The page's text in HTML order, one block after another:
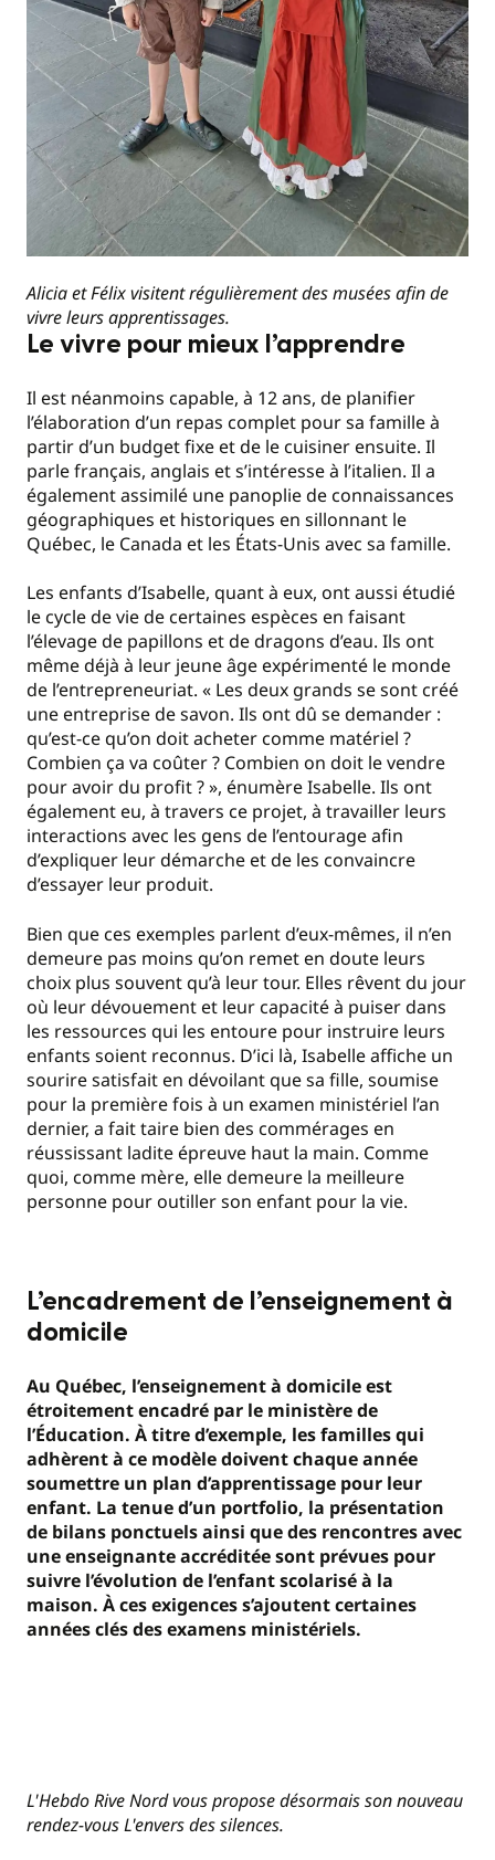
Alicia et Félix visitent régulièrement des musées afin de
vivre leurs apprentissages.
Le vivre pour mieux l’apprendre
Il est néanmoins capable, à 12 ans, de planifier
l’élaboration d’un repas complet pour sa famille à
partir d’un budget fixe et de le cuisiner ensuite. Il
parle français, anglais et s’intéresse à l’italien. Il a
également assimilé une panoplie de connaissances
géographiques et historiques en sillonnant le
Québec, le Canada et les États-Unis avec sa famille.
Les enfants d’Isabelle, quant à eux, ont aussi étudié
le cycle de vie de certaines espèces en faisant
l’élevage de papillons et de dragons d’eau. Ils ont
même déjà à leur jeune âge expérimenté le monde
de l’entrepreneuriat. « Les deux grands se sont créé
une entreprise de savon. Ils ont dû se demander :
qu’est-ce qu’on doit acheter comme matériel ?
Combien ça va coûter ? Combien on doit le vendre
pour avoir du profit ? », énumère Isabelle. Ils ont
également eu, à travers ce projet, à travailler leurs
interactions avec les gens de l’entourage afin
d’expliquer leur démarche et de les convaincre
d’essayer leur produit.
Bien que ces exemples parlent d’eux-mêmes, il n’en
demeure pas moins qu’on remet en doute leurs
choix plus souvent qu’à leur tour. Elles rêvent du jour
où leur dévouement et leur capacité à puiser dans
les ressources qui les entoure pour instruire leurs
enfants soient reconnus. D’ici là, Isabelle affiche un
sourire satisfait en dévoilant que sa fille, soumise
pour la première fois à un examen ministériel l’an
dernier, a fait taire bien des commérages en
réussissant ladite épreuve haut la main. Comme
quoi, comme mère, elle demeure la meilleure
personne pour outiller son enfant pour la vie.
L’encadrement de l’enseignement à
domicile
Au Québec, l’enseignement à domicile est
étroitement encadré par le ministère de
l’Éducation. À titre d’exemple, les familles qui
adhèrent à ce modèle doivent chaque année
soumettre un plan d’apprentissage pour leur
enfant. La tenue d’un portfolio, la présentation
de bilans ponctuels ainsi que des rencontres avec
une enseignante accréditée sont prévues pour
suivre l’évolution de l’enfant scolarisé à la
maison. À ces exigences s’ajoutent certaines
années clés des examens ministériels.
L'Hebdo Rive Nord vous propose désormais son nouveau
rendez-vous L'envers des silences.